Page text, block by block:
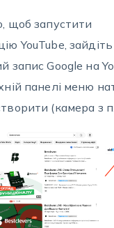
щоб запустити
YouTube, зайдіть
запис Google на
панелі меню
(камера з